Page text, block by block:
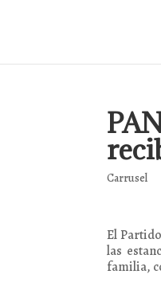
Carrusel
El
las
familia,